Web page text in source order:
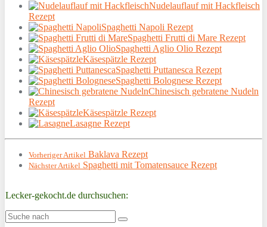
Nudelauflauf mit Hackfleisch
Rezept
Spaghetti Napoli Rezept
Spaghetti Frutti di Mare Rezept
Spaghetti Aglio Olio Rezept
Käsespätzle Rezept
Spaghetti Puttanesca Rezept
Spaghetti Bolognese Rezept
Chinesisch gebratene Nudeln
Rezept
Käsespätzle Rezept
Lasagne Rezept
Vorheriger Artikel Baklava Rezept
Nächster Artikel Spaghetti mit Tomatensauce Rezept
Lecker-gekocht.de durchsuchen: